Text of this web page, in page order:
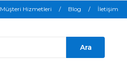
Müşteri Hizmetleri Blog İletişim